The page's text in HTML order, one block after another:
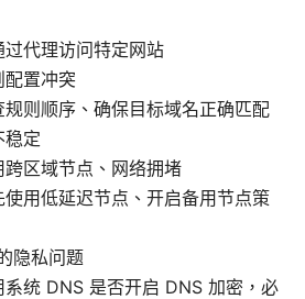
代理访问特定网站
配置冲突
则顺序、确保目标域名正确匹配
稳定
区域节点、网络拥堵
用低延迟节点、开启备用节点策
隐私问题
系统 DNS 是否开启 DNS 加密，必